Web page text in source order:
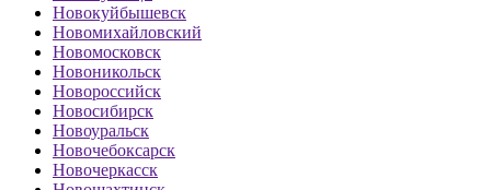
Новокуйбышевск
Новомихайловский
Новомосковск
Новоникольск
Новороссийск
Новосибирск
Новоуральск
Новочебоксарск
Новочеркасск